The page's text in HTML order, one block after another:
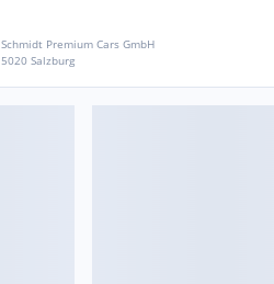
Schmidt Premium Cars GmbH
5020 Salzburg